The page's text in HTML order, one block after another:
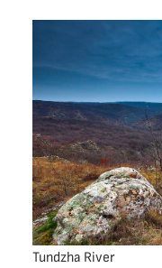
Tundzha River